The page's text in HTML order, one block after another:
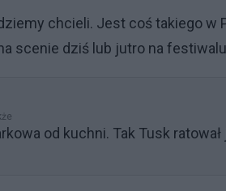
chcieli. Jest coś takiego w
scenie dziś lub jutro na
od kuchni. Tak Tusk